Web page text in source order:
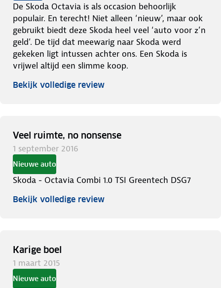
De Skoda Octavia is als occasion behoorlijk
populair. En terecht! Niet alleen ‘nieuw’, maar ook
gebruikt biedt deze Skoda heel veel ‘auto voor z’n
geld’. De tijd dat meewarig naar Skoda werd
gekeken ligt intussen achter ons. Een Skoda is
vrijwel altijd een slimme koop.
Bekijk volledige review
Veel ruimte, no nonsense
1 september 2016
Nieuwe auto
Skoda - Octavia Combi 1.0 TSI Greentech DSG7
Bekijk volledige review
Karige boel
1 maart 2015
Nieuwe auto